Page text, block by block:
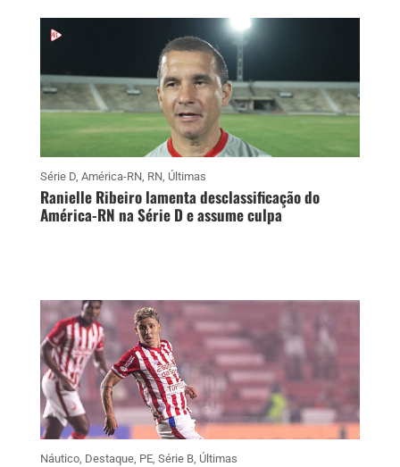
Série D, América-RN, RN, Últimas
Ranielle Ribeiro lamenta desclassificação do
América-RN na Série D e assume culpa
Náutico, Destaque, PE, Série B, Últimas